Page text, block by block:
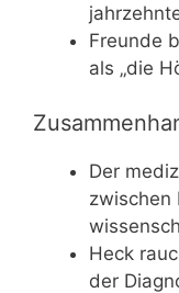
Freunde
als „die
Der
zwischen
Heck
der